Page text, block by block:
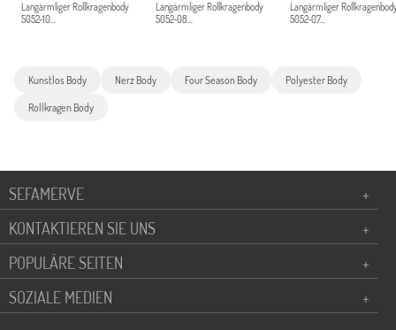
Langärmliger Rollkragenbody
5052-10...
Langärmliger Rollkragenbody
5052-08...
Langärmliger
5052-07...
Kunstlos Body Nerz Body Four Season Body Polyester Body
Rollkragen Body
SEFAMERVE
+
KONTAKTIEREN SIE UNS
+
POPULÄRE SEITEN
+
SOZIALE MEDIEN
+